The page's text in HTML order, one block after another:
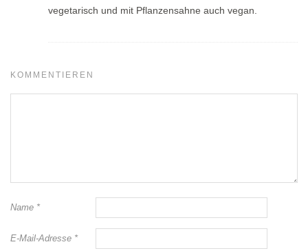
vegetarisch und mit Pflanzensahne auch vegan.
KOMMENTIEREN
Name *
E-Mail-Adresse *